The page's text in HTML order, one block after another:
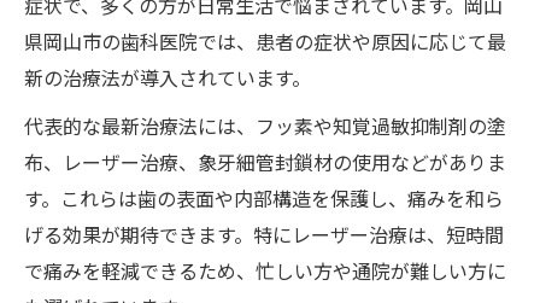
県岡山市の歯科医院では、患者の症状や原因に応じて最
新の治療法が導入されています。
代表的な最新治療法には、フッ素や知覚過敏抑制剤の塗
布、レーザー治療、象牙細管封鎖材の使用などがありま
す。これらは歯の表面や内部構造を保護し、痛みを和ら
げる効果が期待できます。特にレーザー治療は、短時間
で痛みを軽減できるため、忙しい方や通院が難しい方に